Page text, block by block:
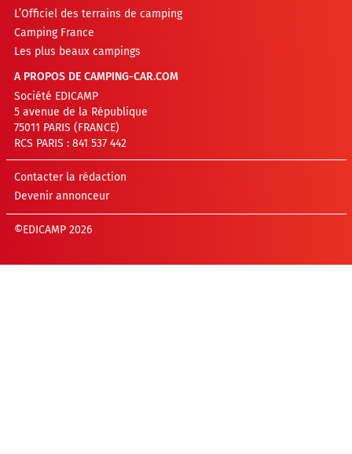
L’Officiel des terrains de camping
Camping France
Les plus beaux campings
A PROPOS DE CAMPING-CAR.COM
Société EDICAMP
5 avenue de la République
75011 PARIS (FRANCE)
RCS PARIS : 841 537 442
Contacter la rédaction
Devenir annonceur
©EDICAMP 2026